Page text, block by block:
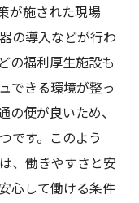
が施された現場
の導入などが行わ
の福利厚生施設も
できる環境が整っ
便が良いため、
です。このよう
、働きやすさと安
心して働ける条件